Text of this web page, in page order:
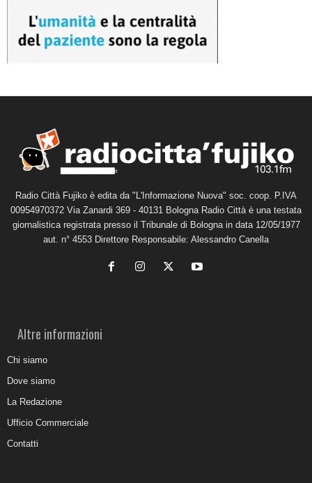
Radio Città Fujiko è edita da "L'Informazione Nuova" soc. coop. P.IVA
00954970372 Via Zanardi 369 - 40131 Bologna Radio Città è una testata
giornalistica registrata presso il Tribunale di Bologna in data 12/05/1977
aut. n° 4553 Direttore Responsabile: Alessandro Canella
Altre informazioni
Chi siamo
Dove siamo
La Redazione
Ufficio Commerciale
Contatti